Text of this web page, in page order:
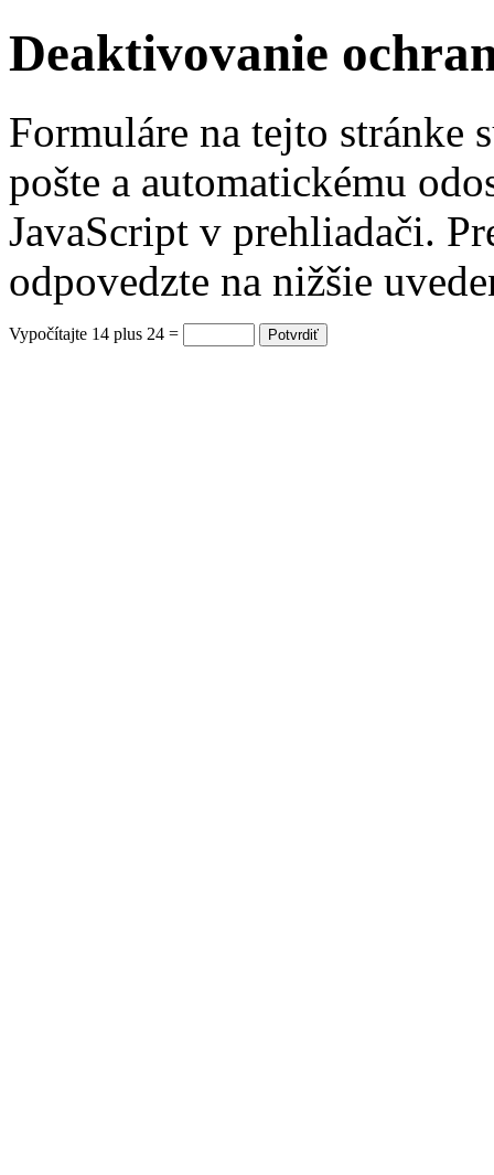
Deaktivovanie
Formuláre na tejto stránke
pošte a automatickému
JavaScript v prehliadači.
odpovedzte na nižšie
Vypočítajte 14 plus 24 =